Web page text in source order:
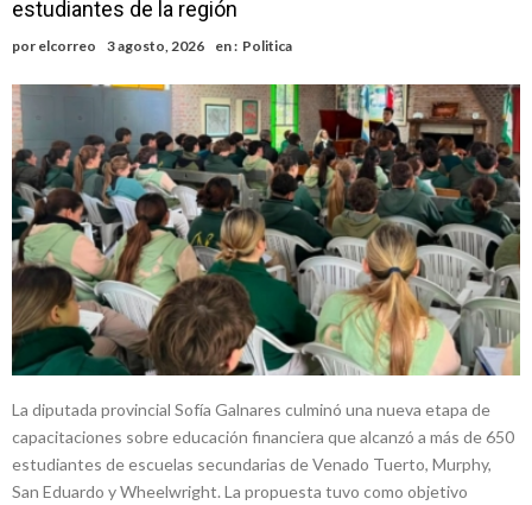
estudiantes de la región
por elcorreo 3 agosto, 2026 en : Politica
La diputada provincial Sofía Galnares culminó una nueva etapa de
capacitaciones sobre educación financiera que alcanzó a más de 650
estudiantes de escuelas secundarias de Venado Tuerto, Murphy,
San Eduardo y Wheelwright. La propuesta tuvo como objetivo